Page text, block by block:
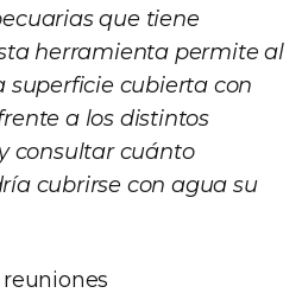
que tiene
herramienta permite al
superficie cubierta con
a los distintos
consultar cuánto
cubrirse con agua su